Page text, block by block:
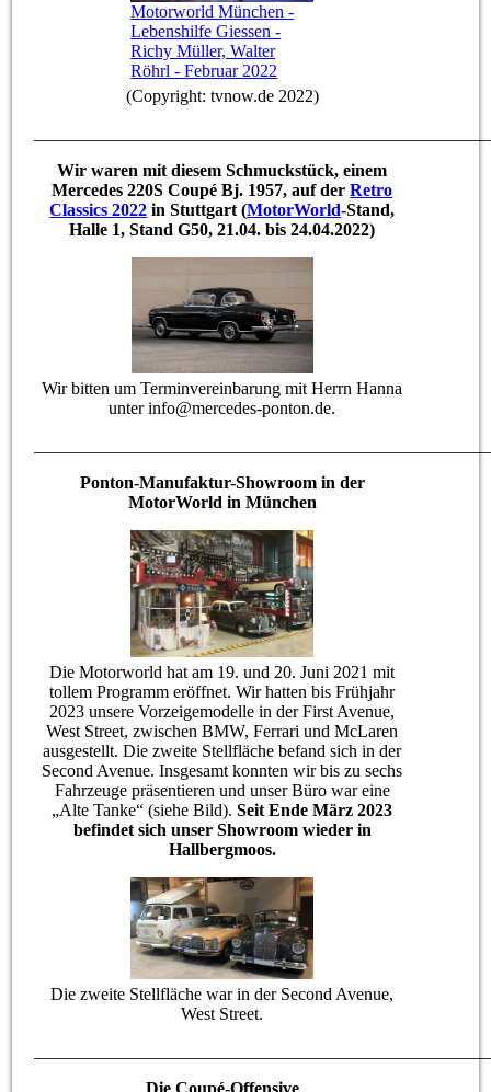
Motorworld München -
Lebenshilfe Giessen -
Richy Müller, Walter
Röhrl - Februar 2022
(Copyright: tvnow.de 2022)
Wir waren mit diesem Schmuckstück, einem
Mercedes 220S Coupé Bj. 1957, auf derRetro
Classics 2022 in Stuttgart (MotorWorld-Stand,
Halle 1, Stand G50, 21.04. bis 24.04.2022)
Wir bitten um Terminvereinbarung mit Herrn Hanna
unter info@mercedes-ponton.de.
Ponton-Manufaktur-Showroom in der
MotorWorld in München
Die Motorworld hat am 19. und 20. Juni 2021 mit
tollem Programm eröffnet. Wir hatten bis Frühjahr
2023 unsere Vorzeigemodelle in der First Avenue,
West Street, zwischen BMW, Ferrari und McLaren
ausgestellt. Die zweite Stellfläche befand sich in der
Second Avenue. Insgesamt konnten wir bis zu sechs
Fahrzeuge präsentieren und unser Büro war eine
„Alte Tanke“ (siehe Bild).Seit Ende März 2023
befindet sich unser Showroom wieder in
Hallbergmoos.
Die zweite Stellfläche war in der Second Avenue,
West Street.